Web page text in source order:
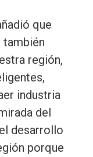
que
también
región,
industria
del
desarrollo
porque